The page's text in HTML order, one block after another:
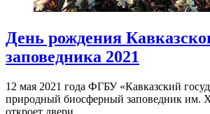
День рождения
заповедника 2021
12 мая 2021 года ФГБУ «Кавказский
природный биосферный заповедник им.
откроет двери…